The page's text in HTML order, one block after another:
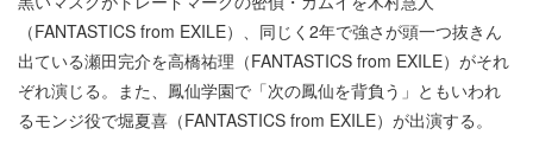
（FANTASTICS from EXILE）、同じく2年で強さが頭一つ抜きん
出ている瀬田完介を高橋祐理（FANTASTICS from EXILE）がそれ
ぞれ演じる。また、鳳仙学園で「次の鳳仙を背負う」ともいわれ
るモンジ役で堀夏喜（FANTASTICS from EXILE）が出演する。